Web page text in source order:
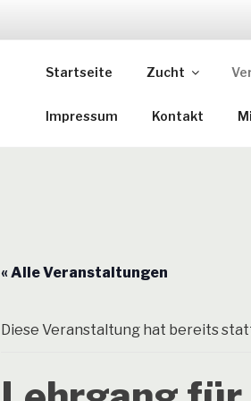
DTK
Startseite Zucht
Impressum Kontakt
« Alle Veranstaltungen
Diese Veranstaltung hat bereits